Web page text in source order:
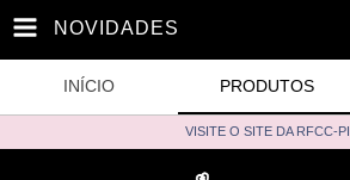
NOVIDADES
INÍCIO PRODUTOS
VISITE O SITE DA RFCC-PI